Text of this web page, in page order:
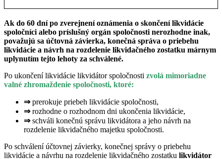
Ak do 60 dní po zverejnení oznámenia o skončení likvidácie
spoločníci alebo príslušný orgán spoločnosti nerozhodne inak,
považujú sa účtovná závierka, konečná správa o priebehu
likvidácie a návrh na rozdelenie likvidačného zostatku márnym
uplynutím tejto lehoty za schválené.
Po ukončení likvidácie likvidátor spoločnosti zvolá mimoriadne
valné zhromaždenie spoločnosti, ktoré:
⇒prerokuje priebeh likvidácie spoločnosti,
⇒rozhodne o rozhodnom dni ukončenia likvidácie,
⇒schváli konečnú správu likvidátora a jeho návrh na
rozdelenie likvidačného majetku spoločnosti.
Po schválení účtovnej závierky, konečnej správy o priebehu
likvidácie a návrhu na rozdelenie likvidačného zostatku likvidátor